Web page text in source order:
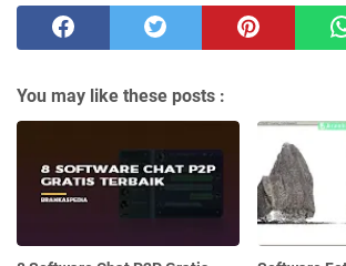
You may like these posts :